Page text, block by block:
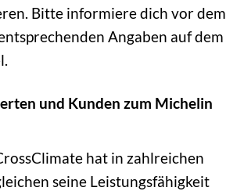
Bitte informiere dich vor dem
Angaben auf dem
und Kunden zum Michelin
hat in zahlreichen
seine Leistungsfähigkeit